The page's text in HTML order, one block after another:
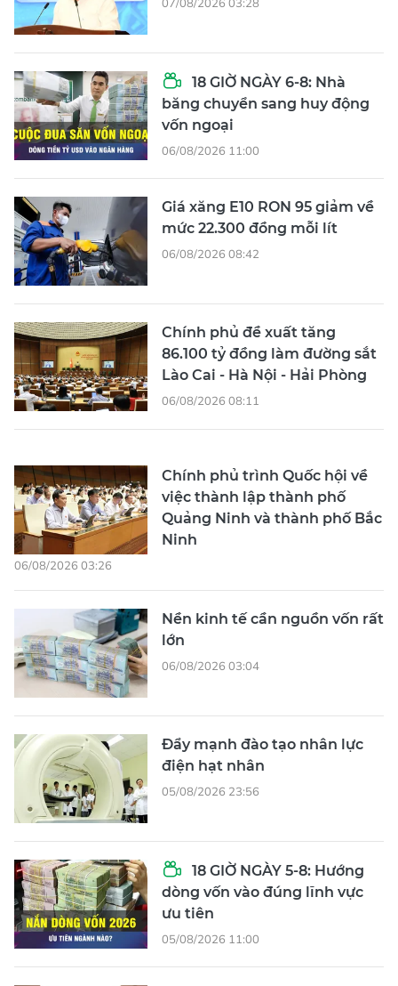
18 GIỜ NGÀY 6-8: Nhà
băng chuyển sang huy động
vốn ngoại
06/08/2026 11:00
Giá xăng E10 RON 95 giảm về
mức 22.300 đồng mỗi lít
06/08/2026 08:42
Chính phủ đề xuất tăng
86.100 tỷ đồng làm đường sắt
Lào Cai - Hà Nội - Hải Phòng
06/08/2026 08:11
Chính phủ trình Quốc hội về
việc thành lập thành phố
Quảng Ninh và thành phố Bắc
Ninh
06/08/2026 03:26
Nền kinh tế cần nguồn vốn rất
lớn
06/08/2026 03:04
Đẩy mạnh đào tạo nhân lực
điện hạt nhân
05/08/2026 23:56
18 GIỜ NGÀY 5-8: Hướng
dòng vốn vào đúng lĩnh vực
ưu tiên
05/08/2026 11:00